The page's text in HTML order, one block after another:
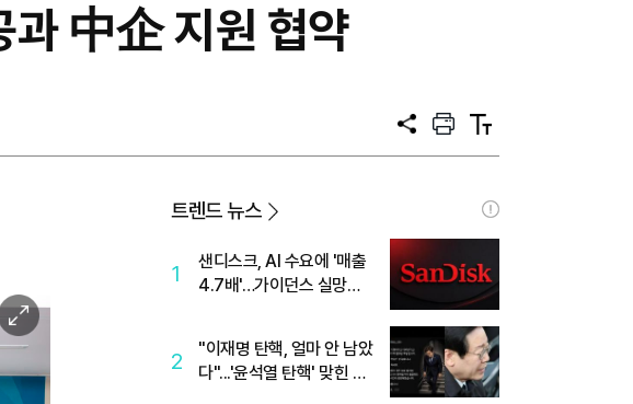
과 中企 지원 협약
공
프
트
텍
트
트렌드 뉴스
1
샌디스크, AI 수요에 '매출
4.7배'…가이던스 실망에
2
"이재명 탄핵, 얼마 안 남았
다"...'윤석열 탄핵' 맞힌 무